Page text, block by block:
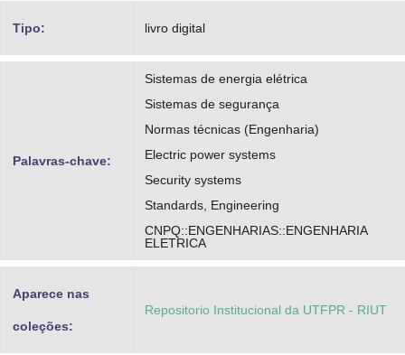
Tipo: livro digital
Palavras-chave:
Sistemas de energia elétrica
Sistemas de segurança
Normas técnicas (Engenharia)
Electric power systems
Security systems
Standards, Engineering
CNPQ::ENGENHARIAS::ENGENHARIA
ELETRICA
Aparece nas
coleções:
Repositorio Institucional da UTFPR - RIUT